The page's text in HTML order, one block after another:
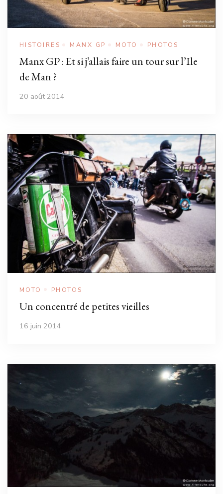
HISTOIRES MANX GP MOTO PHOTOS
Manx GP : Et si j’allais faire un tour sur l’Ile
de Man ?
20 août 2014
MOTO PHOTOS
Un concentré de petites vieilles
16 juin 2014